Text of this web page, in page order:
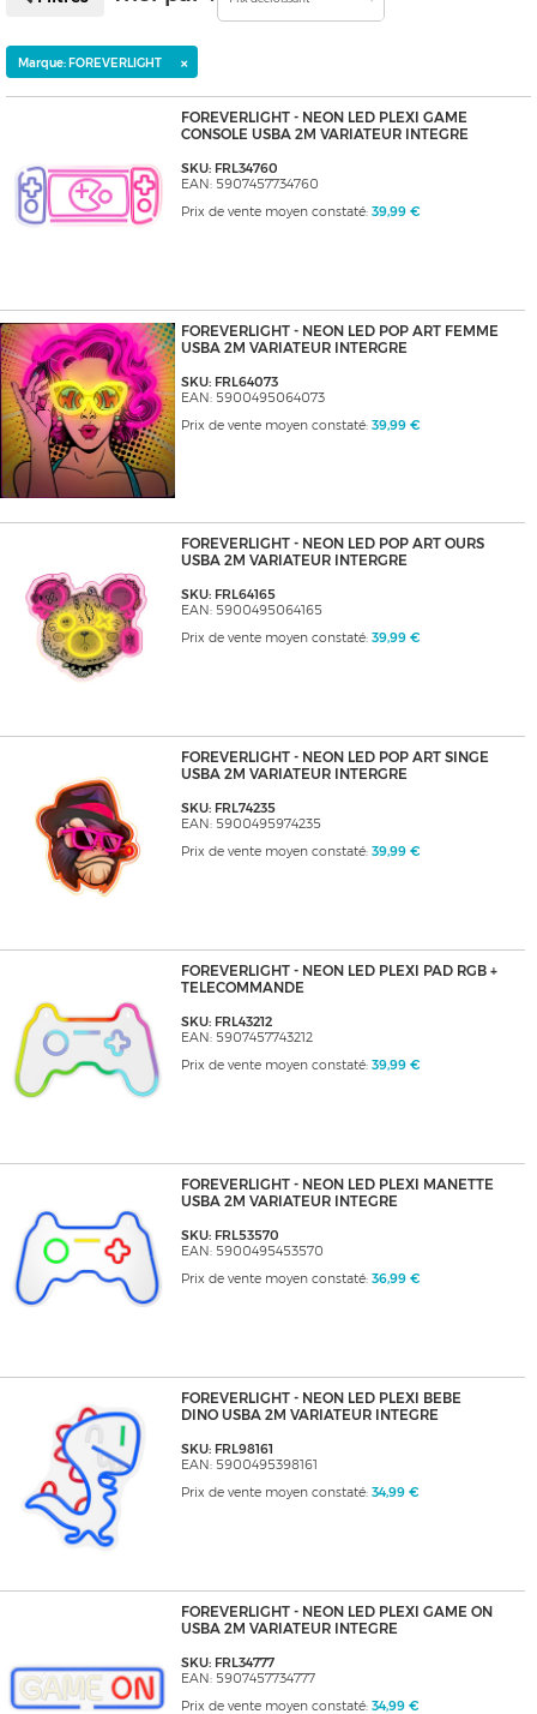
Marque: FOREVERLIGHT ×
FOREVERLIGHT - NEON LED PLEXI GAME
CONSOLE USBA 2M VARIATEUR INTEGRE
SKU: FRL34760
EAN: 5907457734760
Prix de vente moyen constaté: 39,99 €
FOREVERLIGHT - NEON LED POP ART FEMME
USBA 2M VARIATEUR INTERGRE
SKU: FRL64073
EAN: 5900495064073
Prix de vente moyen constaté: 39,99 €
FOREVERLIGHT - NEON LED POP ART OURS
USBA 2M VARIATEUR INTERGRE
SKU: FRL64165
EAN: 5900495064165
Prix de vente moyen constaté: 39,99 €
FOREVERLIGHT - NEON LED POP ART SINGE
USBA 2M VARIATEUR INTERGRE
SKU: FRL74235
EAN: 5900495974235
Prix de vente moyen constaté: 39,99 €
FOREVERLIGHT - NEON LED PLEXI PAD RGB +
TELECOMMANDE
SKU: FRL43212
EAN: 5907457743212
Prix de vente moyen constaté: 39,99 €
FOREVERLIGHT - NEON LED PLEXI MANETTE
USBA 2M VARIATEUR INTEGRE
SKU: FRL53570
EAN: 5900495453570
Prix de vente moyen constaté: 36,99 €
FOREVERLIGHT - NEON LED PLEXI BEBE
DINO USBA 2M VARIATEUR INTEGRE
SKU: FRL98161
EAN: 5900495398161
Prix de vente moyen constaté: 34,99 €
FOREVERLIGHT - NEON LED PLEXI GAME ON
USBA 2M VARIATEUR INTEGRE
SKU: FRL34777
EAN: 5907457734777
Prix de vente moyen constaté: 34,99 €